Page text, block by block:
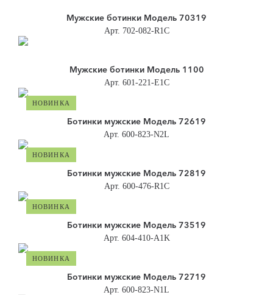
Мужские ботинки Модель 70319
Арт. 702-082-R1C
Мужские ботинки Модель 1100
Арт. 601-221-E1C
НОВИНКА
Ботинки мужские Модель 72619
Арт. 600-823-N2L
НОВИНКА
Ботинки мужские Модель 72819
Арт. 600-476-R1C
НОВИНКА
Ботинки мужские Модель 73519
Арт. 604-410-A1K
НОВИНКА
Ботинки мужские Модель 72719
Арт. 600-823-N1L